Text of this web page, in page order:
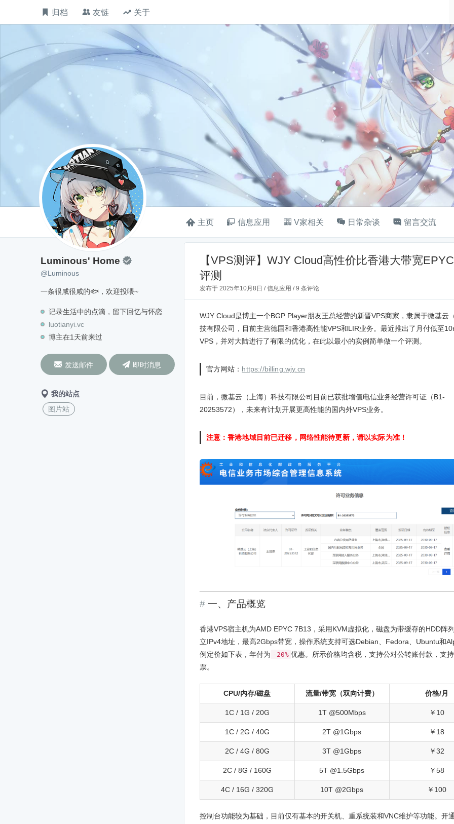
归档 友链 关于
Luminous' Home
@Luminous
主页 信息应用 V家相关 日常杂谈 留言交流
Luminous' Home 
@Luminous
一条很咸很咸的🐟，欢迎投喂~
记录生活中的点滴，留下回忆与怀恋
luotianyi.vc
博主在1天前来过
 发送邮件  即时消息
我的站点
图片站
【VPS测评】WJY Cloud高性价比香港大带宽
评测
发布于 2025年10月8日 /信息应用 /9 条评论
WJY Cloud是博主一个BGP Player朋友王总经营的新晋VPS商家，隶属于微基云
技有限公司，目前主营德国和香港高性能VPS和LIR业务。最近推出了月付低至
VPS，并对大陆进行了有限的优化，在此以最小的实例简单做一个评测。
官方网站： https://billing.wjy.cn
目前，微基云（上海）科技有限公司目前已获批增值电信业务经营许可证（B1-
20253572），未来有计划开展更高性能的国内外VPS业务。
注意：香港地域目前已迁移，网络性能待更新，请以实际为准！
一、产品概览
香港VPS宿主机为AMD EPYC 7B13，采用KVM虚拟化，磁盘为带缓存的HDD阵
立IPv4地址，最高2Gbps带宽，操作系统支持可选Debian、Fedora、Ubuntu和
例定价如下表，年付为 -20% 优惠。所示价格均含税，支持公对公转账付款，支
票。
CPU/内存/磁盘 流量/带宽（双向计费） 价格/月
1C / 1G / 20G 1T @500Mbps ￥10
1C / 2G / 40G 2T @1Gbps ￥18
2C / 4G / 80G 3T @1Gbps ￥32
2C / 8G / 160G 5T @1.5Gbps ￥58
4C / 16G / 320G 10T @2Gbps ￥100
控制台功能较为基础，目前仅有基本的开关机、重系统装和VNC维护等功能。开